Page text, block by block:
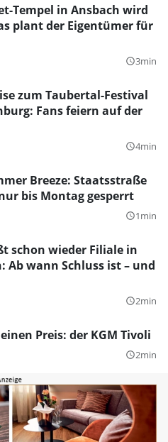
Tempel in Ansbach wird
plant der Eigentümer für
query_builder3min
zum Taubertal-Festival
Fans feiern auf der
query_builder4min
Breeze: Staatsstraße
bis Montag gesperrt
query_builder1min
schon wieder Filiale in
Ab wann Schluss ist – und
query_builder2min
Preis: der KGM Tivoli
query_builder2min